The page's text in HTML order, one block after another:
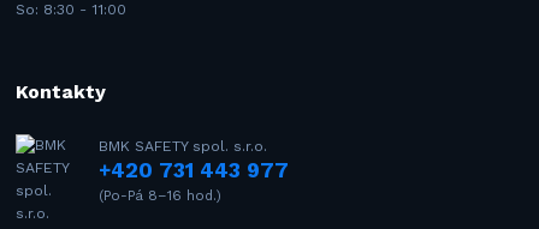
So: 8:30 - 11:00
Kontakty
BMK SAFETY spol. s.r.o.
+420 731 443 977
(Po-Pá 8–16 hod.)